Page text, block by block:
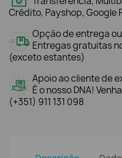
Crédito, Payshop, Google
Opção de entrega
Entregas gratuitas
(exceto estantes)
Apoio ao cliente de
É o nosso DNA!
(+351) 911 131 098